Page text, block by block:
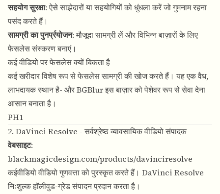
सहयोग सुरक्षा: ऐसे साझेदारों या सहयोगियों को धुंधला करें जो गुमनाम रहना
पसंद करते हैं।
सामग्री का पुनर्प्रयोजन: मौजूदा सामग्री लें और विभिन्न बाज़ारों के लिए
फेसलेस संस्करण बनाएं।
कई वीडियो पर फेसलेस क्यों बिकता है
कई खरीदार विशेष रूप से फेसलेस सामग्री की खोज करते हैं। यह एक वैध,
लाभदायक स्थान है- और BGBlur इस बाज़ार को पेशेवर रूप से सेवा देना
आसान बनाता है।
PH1
2. DaVinci Resolve - सर्वश्रेष्ठ व्यावसायिक वीडियो संपादक
वेबसाइट:
blackmagicdesign.com/products/davinciresolve
कईवीडियो वीडियो गुणवत्ता को पुरस्कृत करते हैं। DaVinci Resolve
निःशुल्क हॉलीवुड-ग्रेड संपादन प्रदान करता है।